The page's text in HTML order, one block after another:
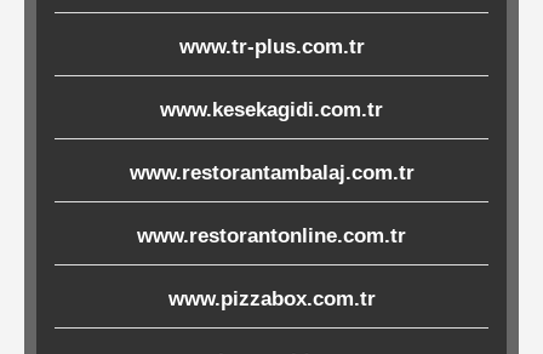
Buklet
Ürünler
Poşetler
&
Çöp
www.tr-plus.com.tr
www.kesekagidi.com.tr
www.restorantambalaj.com.tr
www.restorantonline.com.tr
www.pizzabox.com.tr